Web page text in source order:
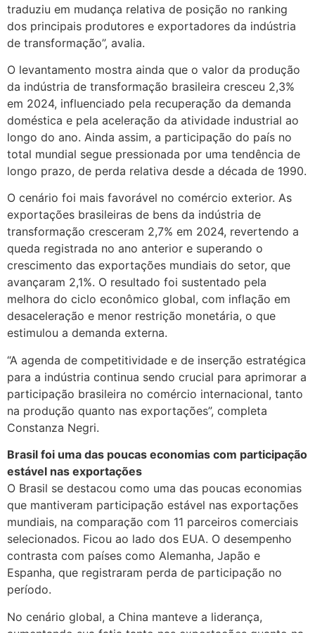
traduziu em mudança relativa de posição no ranking
dos principais produtores e exportadores da indústria
de transformação”, avalia.
O levantamento mostra ainda que o valor da produção
da indústria de transformação brasileira cresceu 2,3%
em 2024, influenciado pela recuperação da demanda
doméstica e pela aceleração da atividade industrial ao
longo do ano. Ainda assim, a participação do país no
total mundial segue pressionada por uma tendência de
longo prazo, de perda relativa desde a década de 1990.
O cenário foi mais favorável no comércio exterior. As
exportações brasileiras de bens da indústria de
transformação cresceram 2,7% em 2024, revertendo a
queda registrada no ano anterior e superando o
crescimento das exportações mundiais do setor, que
avançaram 2,1%. O resultado foi sustentado pela
melhora do ciclo econômico global, com inflação em
desaceleração e menor restrição monetária, o que
estimulou a demanda externa.
“A agenda de competitividade e de inserção estratégica
para a indústria continua sendo crucial para aprimorar a
participação brasileira no comércio internacional, tanto
na produção quanto nas exportações”, completa
Constanza Negri.
Brasil foi uma das poucas economias com participação
estável nas exportações
O Brasil se destacou como uma das poucas economias
que mantiveram participação estável nas exportações
mundiais, na comparação com 11 parceiros comerciais
selecionados. Ficou ao lado dos EUA. O desempenho
contrasta com países como Alemanha, Japão e
Espanha, que registraram perda de participação no
período.
No cenário global, a China manteve a liderança,